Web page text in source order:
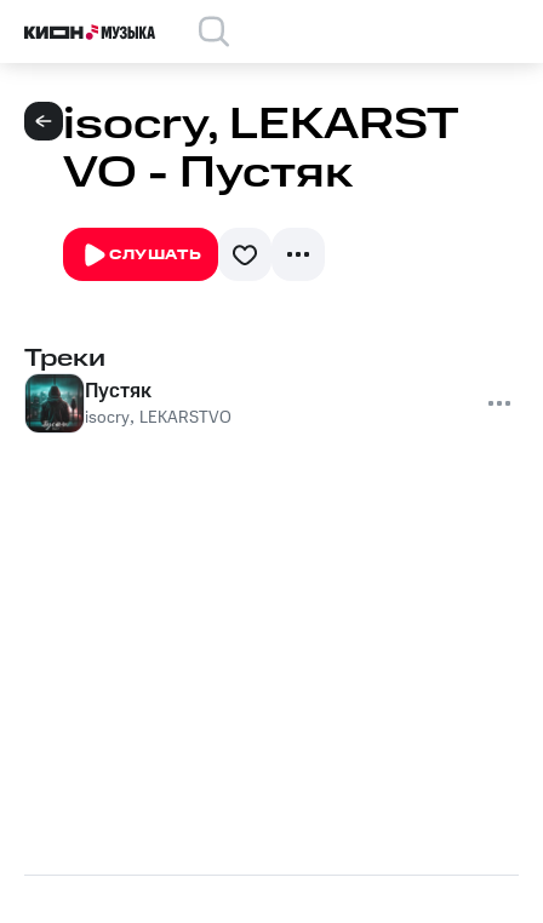
isocry, LEKARST
VO - Пустяк
СЛУШАТЬ
Треки
Пустяк
isocry, LEKARSTVO